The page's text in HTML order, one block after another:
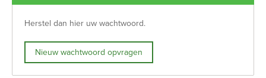
Herstel dan hier uw wachtwoord.
Nieuw wachtwoord opvragen